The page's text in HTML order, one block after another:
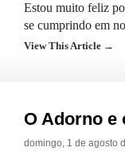
Estou muito feliz
se cumprindo em
View This Article →
O Adorno e
domingo, 1 de agosto